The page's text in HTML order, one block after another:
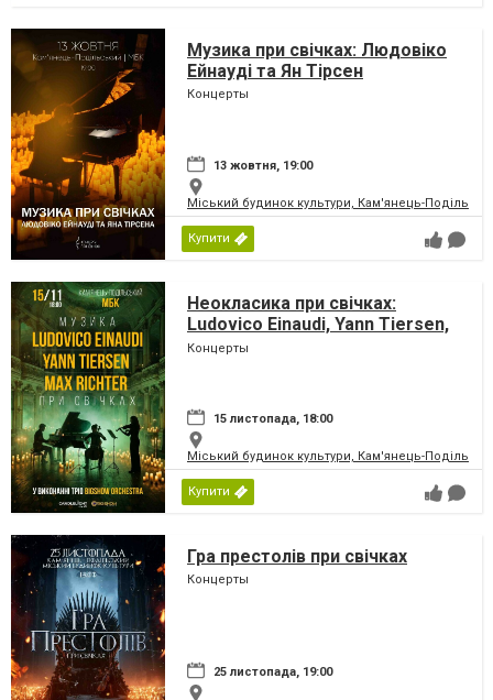
Музика при свічках: Людовіко
Ейнауді та Ян Тірсен
Концерты
13 жовтня, 19:00
Міський будинок культури, Кам'янець-
Купити
Неокласика при свічках:
Ludovico Einaudi, Yann Tiersen,
Max Richter
Концерты
15 листопада, 18:00
Міський будинок культури, Кам'янець-
Купити
Гра престолів при свічках
Концерты
25 листопада, 19:00